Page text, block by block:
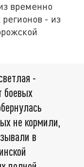
временно
- из
-
боевых
не кормили,
в